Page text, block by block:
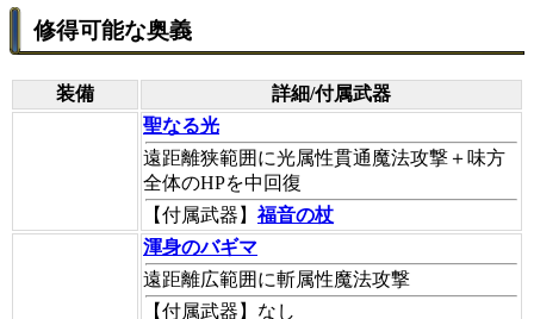
修得可能な奥義
装備
詳細/付属武器
聖なる光
遠距離狭範囲に光属性貫通魔法攻撃＋味方
全体のHPを中回復
【付属武器】福音の杖
渾身のバギマ
遠距離広範囲に斬属性魔法攻撃
【付属武器】 なし